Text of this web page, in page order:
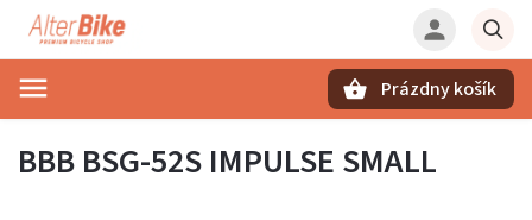
Prázdny košík
BBB BSG-52S IMPULSE SMALL